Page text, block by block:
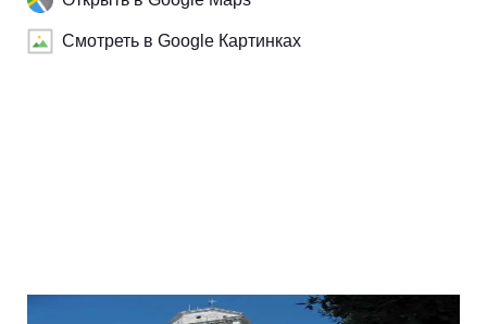
Смотреть в Google Картинках